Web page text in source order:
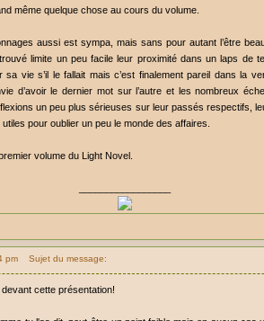
même quelque chose au cours du volume.
aussi est sympa, mais sans pour autant l’être
trouvé limite un peu facile leur proximité dans un laps de
vie s’il le fallait mais c’est finalement pareil dans la
d’avoir le dernier mot sur l’autre et les nombreux
un peu plus sérieuses sur leur passés respectifs,
pour oublier un peu le monde des affaires.
volume du Light Novel.
pm Sujet du message:
cette présentation!